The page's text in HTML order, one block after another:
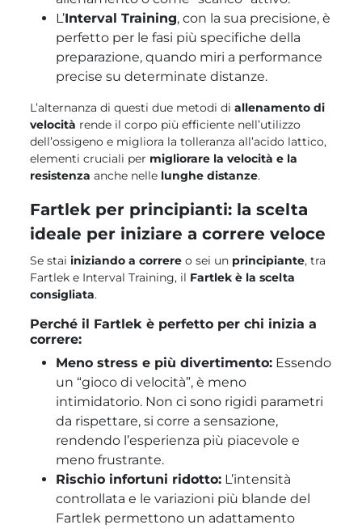
L’Interval Training, con la sua precisione, è
perfetto per le fasi più specifiche della
preparazione, quando miri a performance
precise su determinate distanze.
L’alternanza di questi due metodi diallenamento di
velocità rende il corpo più efficiente nell’utilizzo
dell’ossigeno e migliora la tolleranza all’acido lattico,
elementi cruciali per migliorare la velocità e la
resistenza anche nelle lunghe distanze.
Fartlek per principianti: la scelta
ideale per iniziare a correre veloce
Se staiiniziando a correre o sei un principiante, tra
Fartlek e Interval Training, il Fartlek è la scelta
consigliata.
Perché il Fartlek è perfetto per chi inizia a
correre:
Meno stress e più divertimento: Essendo
un “gioco di velocità”, è meno
intimidatorio. Non ci sono rigidi parametri
da rispettare, si corre a sensazione,
rendendo l’esperienza più piacevole e
meno frustrante.
Rischio infortuni ridotto: L’intensità
controllata e le variazioni più blande del
Fartlek permettono un adattamento